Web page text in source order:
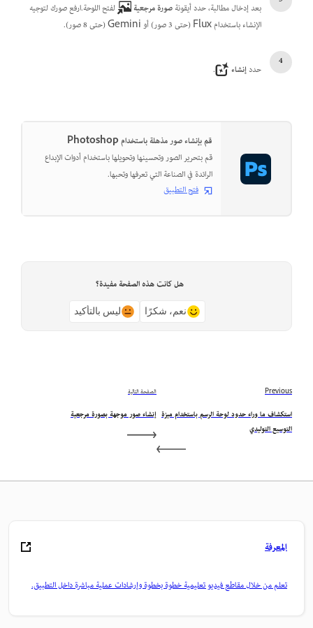
بعد إدخال مطالبة، حدد أيقونةصورة مرجعية
لفتح اللوحة.ارفع صورك لتوجيه
الإنشاء باستخدام Flux (حتى 3 صور) أو Gemini (حتى 8 صور).
حددإنشاء .
قم بإنشاء صور مذهلة باستخدام Photoshop
قم بتحرير الصور وتحسينها وتحويلها باستخدام أدوات الإبداع
الرائدة في الصناعة التي تعرفها وتحبها.
فتح التطبيق
هل كانت هذه الصفحة مفيدة؟
نعم، شكرًا ليس بالتأكيد
Previous
استكشاف ما وراء حدود لوحة الرسم باستخدام ميزة
التوسيع التوليدي
الصفحة التالية
إنشاء صور موجهة بصورة مرجعية
المعرفة
تعلم من خلال مقاطع فيديو تعليمية خطوة بخطوة وإرشادات عملية مباشرة داخل التطبيق.